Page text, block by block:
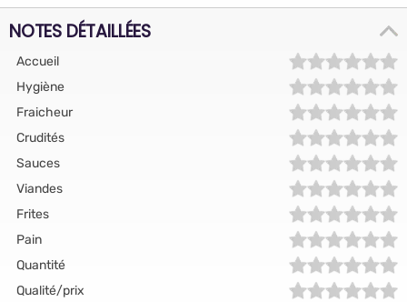
NOTES DÉTAILLÉES
Accueil
Hygiène
Fraicheur
Crudités
Sauces
Viandes
Frites
Pain
Quantité
Qualité/prix